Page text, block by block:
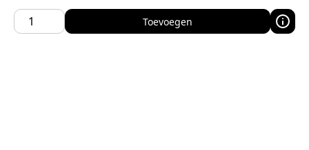
Toevoegen